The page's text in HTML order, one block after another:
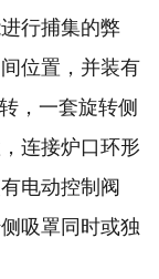
行捕集的弊
位置，并装有
，一套旋转侧
连接炉口环形
电动控制阀
吸罩同时或独